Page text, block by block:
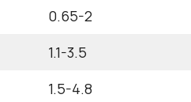
0.65-2
1.1-3.5
1.5-4.8